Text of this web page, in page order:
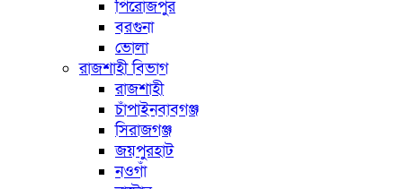
পিরোজপুর
বরগুনা
ভোলা
রাজশাহী বিভাগ
রাজশাহী
চাঁপাইনবাবগঞ্জ
সিরাজগঞ্জ
জয়পুরহাট
নওগাঁ